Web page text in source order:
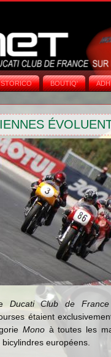
STORICO BOUTIQ'
Ducati Club de France
étaient
Monoà toutes les
européens.